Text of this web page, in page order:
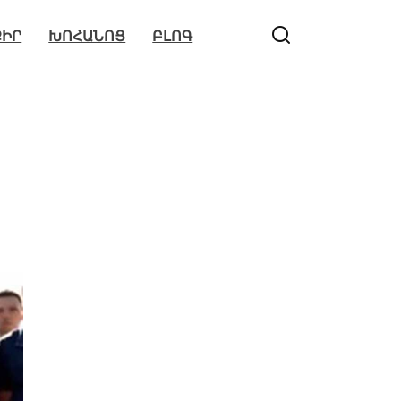
ԽՈՀԱՆՈՑ ԲԼՈԳ